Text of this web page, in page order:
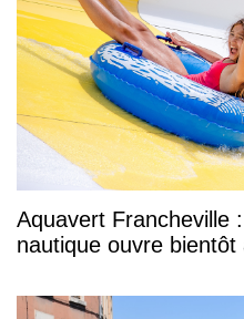
Aquavert Francheville
nautique ouvre